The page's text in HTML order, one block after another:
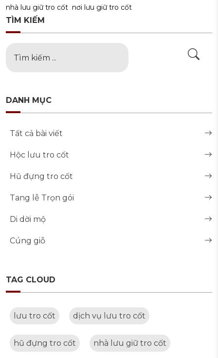
nhà lưu giữ tro cốt nơi lưu giữ tro cốt
TÌM KIẾM
DANH MỤC
Tất cả bài viết
Hộc lưu tro cốt
Hũ đựng tro cốt
Tang lễ Trọn gói
Di dời mộ
Cúng giỗ
TAG CLOUD
lưu tro cốt dịch vụ lưu tro cốt
hũ đựng tro cốt nhà lưu giữ tro cốt